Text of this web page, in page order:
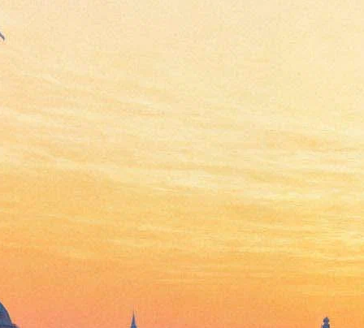
Кинопродюсеры рассказали,
кто воскресит «Оно»
13 апреля 2018,17:46 Версия для печати